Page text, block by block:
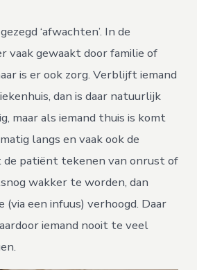
‘afwachten’. In de
vaak gewaakt door familie of
is er ook zorg. Verblijft iemand
dan is daar natuurlijk
maar als iemand thuis is komt
langs en vaak ook de
patiënt tekenen van onrust of
wakker te worden, dan
een infuus) verhoogd. Daar
iemand nooit te veel